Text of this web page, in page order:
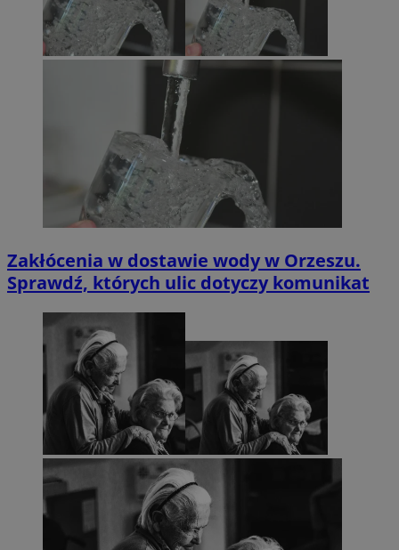
Zakłócenia w dostawie wody w Orzeszu.
Sprawdź, których ulic dotyczy komunikat